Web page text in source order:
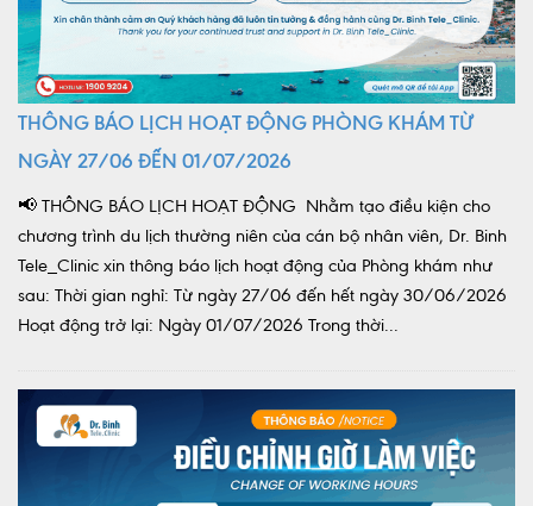
THÔNG BÁO LỊCH HOẠT ĐỘNG PHÒNG KHÁM TỪ
NGÀY 27/06 ĐẾN 01/07/2026
📢 THÔNG BÁO LỊCH HOẠT ĐỘNG Nhằm tạo điều kiện cho
chương trình du lịch thường niên của cán bộ nhân viên, Dr. Binh
Tele_Clinic xin thông báo lịch hoạt động của Phòng khám như
sau: Thời gian nghỉ: Từ ngày 27/06 đến hết ngày 30/06/2026
Hoạt động trở lại: Ngày 01/07/2026 Trong thời...